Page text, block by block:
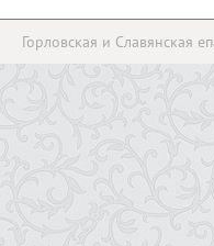
Горловская и Славянская